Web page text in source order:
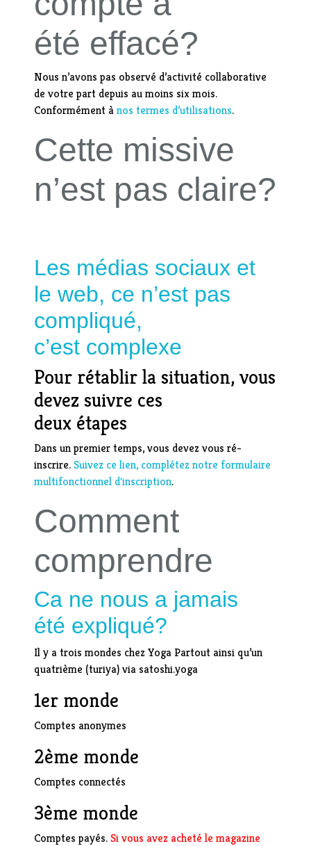
été effacé?
Nous n’avons pas observé d’activité collaborative
de votre part depuis au moins six mois.
Conformément ànos termes d’utilisations.
Cette missive
n’est pas claire?
Les médias sociaux et
le web, ce n’est pas
compliqué,
c’est complexe
Pour rétablir la situation, vous
devez suivre ces
deux étapes
Dans un premier temps, vous devez vous ré-
inscrire. Suivez ce lien, complétez notre formulaire
multifonctionnel d'inscription.
Comment
comprendre
Ca ne nous a jamais
été expliqué?
Il y a trois mondes chez Yoga Partout ainsi qu’un
quatrième (turiya) via satoshi.yoga
1er monde
Comptes anonymes
2ème monde
Comptes connectés
3ème monde
Comptes payés. Si vous avez acheté le magazine